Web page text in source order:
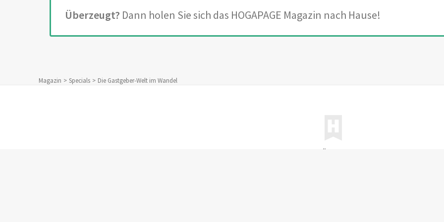
Überzeugt? Dann holen Sie sich das HOGAPAGE Magazin nach Hause!
Magazin Specials Die Gastgeber-Welt im Wandel
Über uns